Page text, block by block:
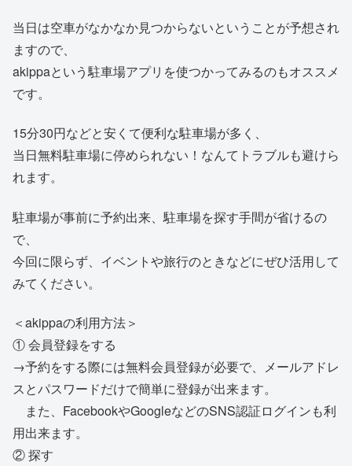
当日は空車がなかなか見つからないということが予想され
ますので、
akippaという駐車場アプリを使つかってみるのもオススメ
です。
15分30円などと安くて便利な駐車場が多く、
当日無料駐車場に停められない！なんてトラブルも避けら
れます。
駐車場が事前に予約出来、駐車場を探す手間が省けるの
で、
今回に限らず、イベントや旅行のときなどにぜひ活用して
みてください。
＜akippaの利用方法＞
① 会員登録をする
→予約をする際には無料会員登録が必要で、メールアドレ
スとパスワードだけで簡単に登録が出来ます。
また、FacebookやGoogleなどのSNS認証ログインも利
用出来ます。
② 探す